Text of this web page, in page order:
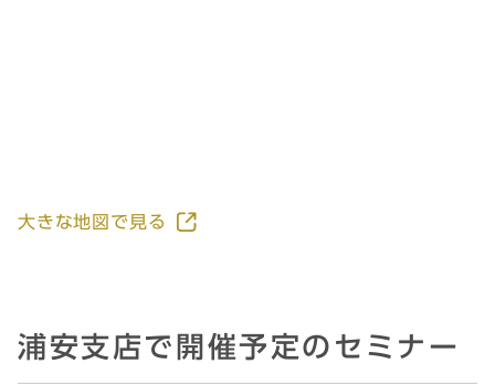
大きな地図で見る
浦安支店で開催予定のセミナー